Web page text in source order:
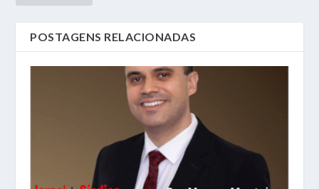
POSTAGENS RELACIONADAS